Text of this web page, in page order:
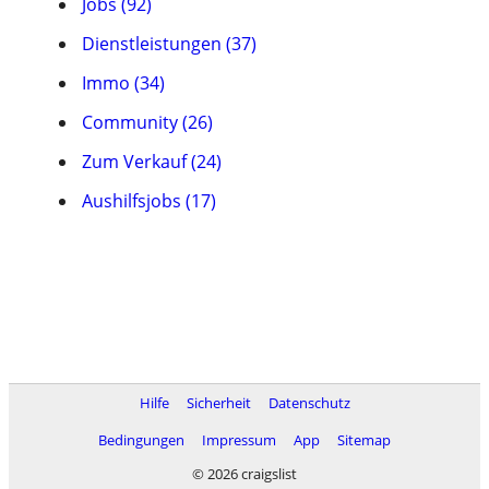
Dienstleistungen (37)
Immo (34)
Community (26)
Zum Verkauf (24)
Aushilfsjobs (17)
Hilfe Sicherheit
Datenschutz
Bedingungen
Impressum App
Sitemap
© 2026 craigslist